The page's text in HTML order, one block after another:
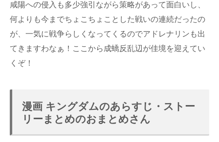
咸陽への侵入も多少強引ながら策略があって面白いし、
何よりも今までちょこちょことした戦いの連続だったの
が、一気に戦争らしくなってくるのでアドレナリンも出
てきますわなぁ！ここから成蟜反乱辺が佳境を迎えてい
くぞ！
漫画 キングダムのあらすじ・ストー
リーまとめのおまとめさん